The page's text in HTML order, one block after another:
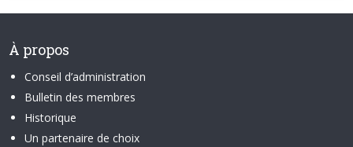
À propos
Conseil d’administration
Bulletin des membres
Historique
Un partenaire de choix